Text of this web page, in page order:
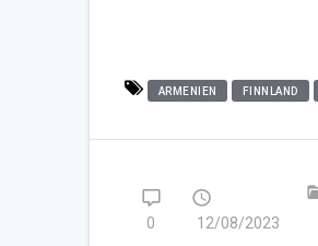
ARMENIEN FINNLAND
0 12/08/2023